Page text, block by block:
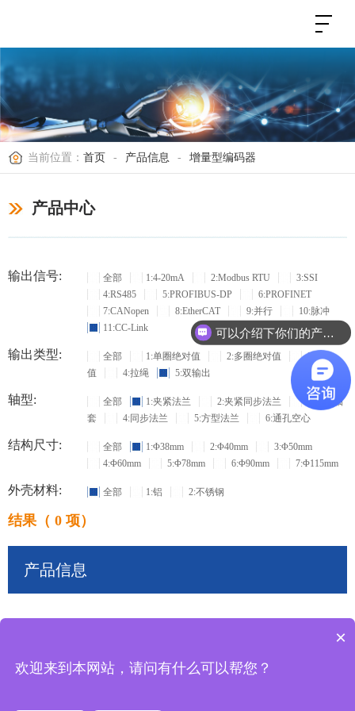
当前位置： 首页 - 产品信息 - 增量型编码器
产品中心
输出信号: 全部 1:4-20mA 2:Modbus RTU
3:SSI
4:RS485
5:PROFIBUS-DP
6:PROFINET
7:CANopen
8:EtherCAT 9:并行
10:脉冲
11:CC-Link
输出类型: 全部 1:单圈绝对值 2:多圈绝对值
3:增量
值
4:拉绳 5:双输出
轴型: 全部 1:夹紧法兰 2:夹紧同步法兰
3:盲孔轴
套
4:同步法兰 5:方型法兰 6:通孔空心
结构尺寸: 全部 1:Φ38mm 2:Φ40mm
3:Φ50mm
4:Φ60mm
5:Φ78mm 6:Φ90mm 7:Φ115mm
外壳材料: 全部 1:铝 2:不锈钢
结果（ 0 项）
产品信息
可以介绍下你们的产品么？
×
欢迎来到本网站，请问有什么可以帮您？